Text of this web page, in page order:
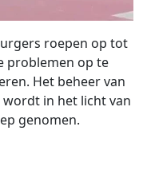
roepen op tot
problemen op te
Het beheer van
in het licht van
genomen.